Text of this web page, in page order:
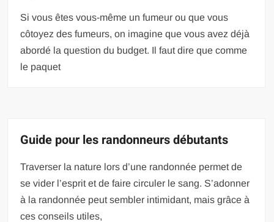
Si vous êtes vous-même un fumeur ou que vous
côtoyez des fumeurs, on imagine que vous avez déjà
abordé la question du budget. Il faut dire que comme
le paquet
Guide pour les randonneurs débutants
Traverser la nature lors d’une randonnée permet de
se vider l’esprit et de faire circuler le sang. S’adonner
à la randonnée peut sembler intimidant, mais grâce à
ces conseils utiles,